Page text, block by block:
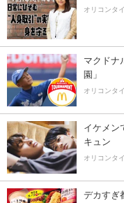
オリコンタ
マクドナ
園」
オリコンタ
イケメン
キュン
オリコンタ
デカすぎ